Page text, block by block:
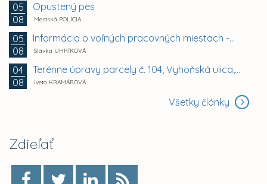
05
08
Opustený pes
Mestská POLÍCIA
05
08
Informácia o voľných pracovných miestach -...
Slávka UHRÍKOVÁ
04
08
Terénne úpravy parcely č. 104, Vyhoňská ulica,...
Iveta KRAMÁROVÁ
Všetky články
Zdieľať